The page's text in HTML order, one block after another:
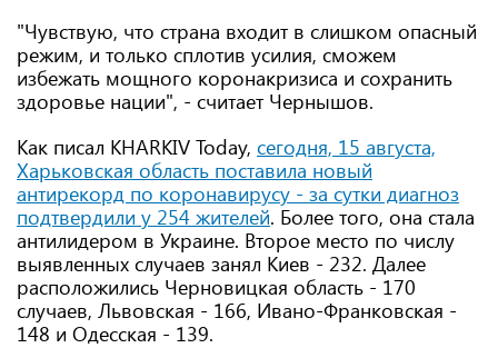
"Чувствую, что страна входит в слишком опасный
режим, и только сплотив усилия, сможем
избежать мощного коронакризиса и сохранить
здоровье нации", - считает Чернышов.
Как писал KHARKIV Today, сегодня, 15 августа,
Харьковская область поставила новый
антирекорд по коронавирусу - за сутки диагноз
подтвердили у 254 жителей. Более того, она стала
антилидером в Украине. Второе место по числу
выявленных случаев занял Киев - 232. Далее
расположились Черновицкая область - 170
случаев, Львовская - 166, Ивано-Франковская -
148 и Одесская - 139.